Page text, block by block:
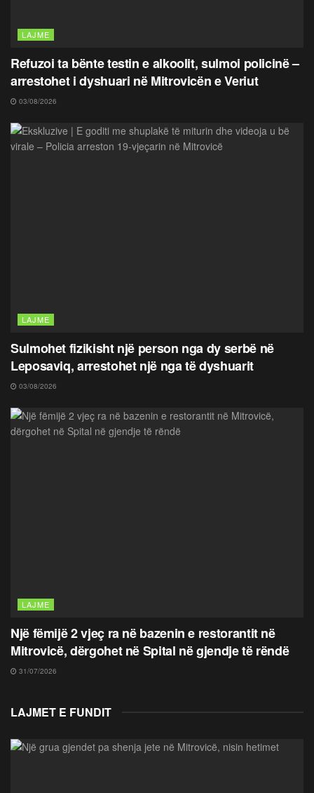
LAJME
Refuzoi ta bënte testin e alkoolit, sulmoi policinë –
arrestohet i dyshuari në Mitrovicën e Veriut
03/08/2026
LAJME
Sulmohet fizikisht një person nga dy serbë në
Leposaviq, arrestohet një nga të dyshuarit
03/08/2026
LAJME
Një fëmijë 2 vjeç ra në bazenin e restorantit në
Mitrovicë, dërgohet në Spital në gjendje të rëndë
31/07/2026
LAJMET E FUNDIT